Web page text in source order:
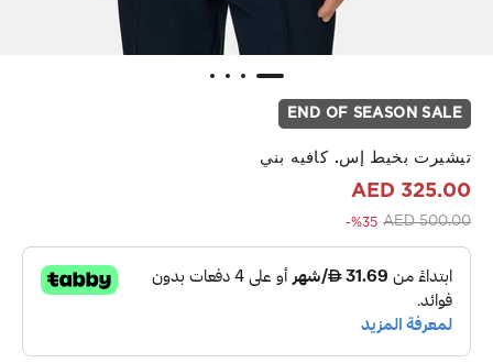
END OF SEASON SALE
تيشيرت بخيط إس. كافيه بني
325.00 AED
Price reduced from
500.00 AED
to 325.00 AED
%35-